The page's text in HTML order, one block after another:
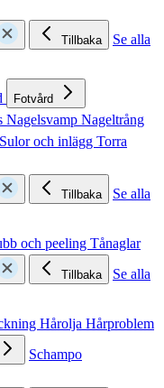
Tillbaka
Se alla
Fotvård
Nagelsvamp Nageltrång
Sulor och inlägg Torra
Tillbaka
Se alla
och peeling Tånaglar
Tillbaka
Se alla
Hårolja Hårproblem
Schampo